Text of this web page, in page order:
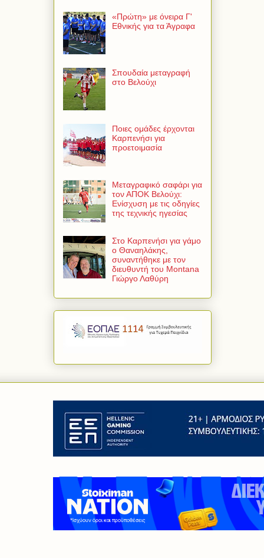
«Πρώτη» με όνειρα Γ'
Εθνικής για τα Άγραφα
Σπουδαία μεταγραφή
στο Βελούχι
Ποιες ομάδες έρχονται
Καρπενήσι για
προετοιμασία
Μεταγραφικό σαφάρι για
τον ΑΠΟΚ Βελούχι:
Ενίσχυση με τις οδηγίες
της τεχνικής ηγεσίας
Στο Καρπενήσι για γάμο
ο Θαναηλάκης,
συναντήθηκε με τον
διευθυντή του Montana
Γιώργο Λαθύρη